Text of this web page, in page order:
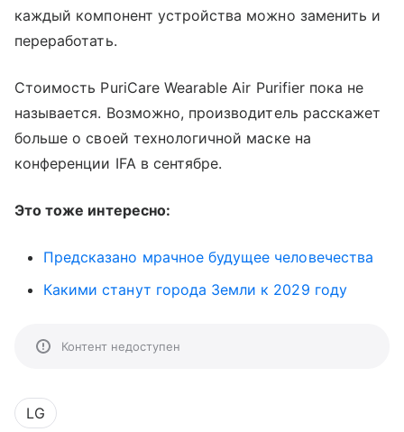
каждый компонент устройства можно заменить и
переработать.
Стоимость PuriCare Wearable Air Purifier пока не
называется. Возможно, производитель расскажет
больше о своей технологичной маске на
конференции IFA в сентябре.
Это тоже интересно:
Предсказано мрачное будущее человечества
Какими станут города Земли к 2029 году
Контент недоступен
LG